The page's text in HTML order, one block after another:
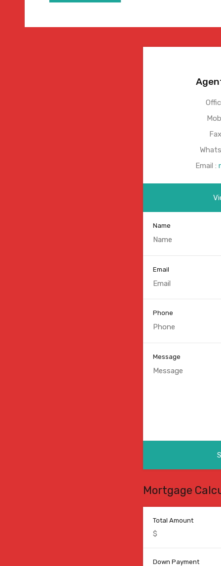
Email :
Name
Email
Phone
Message
Mortgage
Total Amount
Down Payment